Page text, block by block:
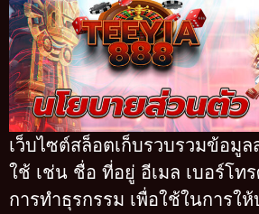
เว็บไซต์สล็อตเก็บรวบรวมข้อมู
ใช้ เช่น ชื่อ ที่อยู่ อีเมล เบอร์โท
การทำธุรกรรม เพื่อใช้ในการให้